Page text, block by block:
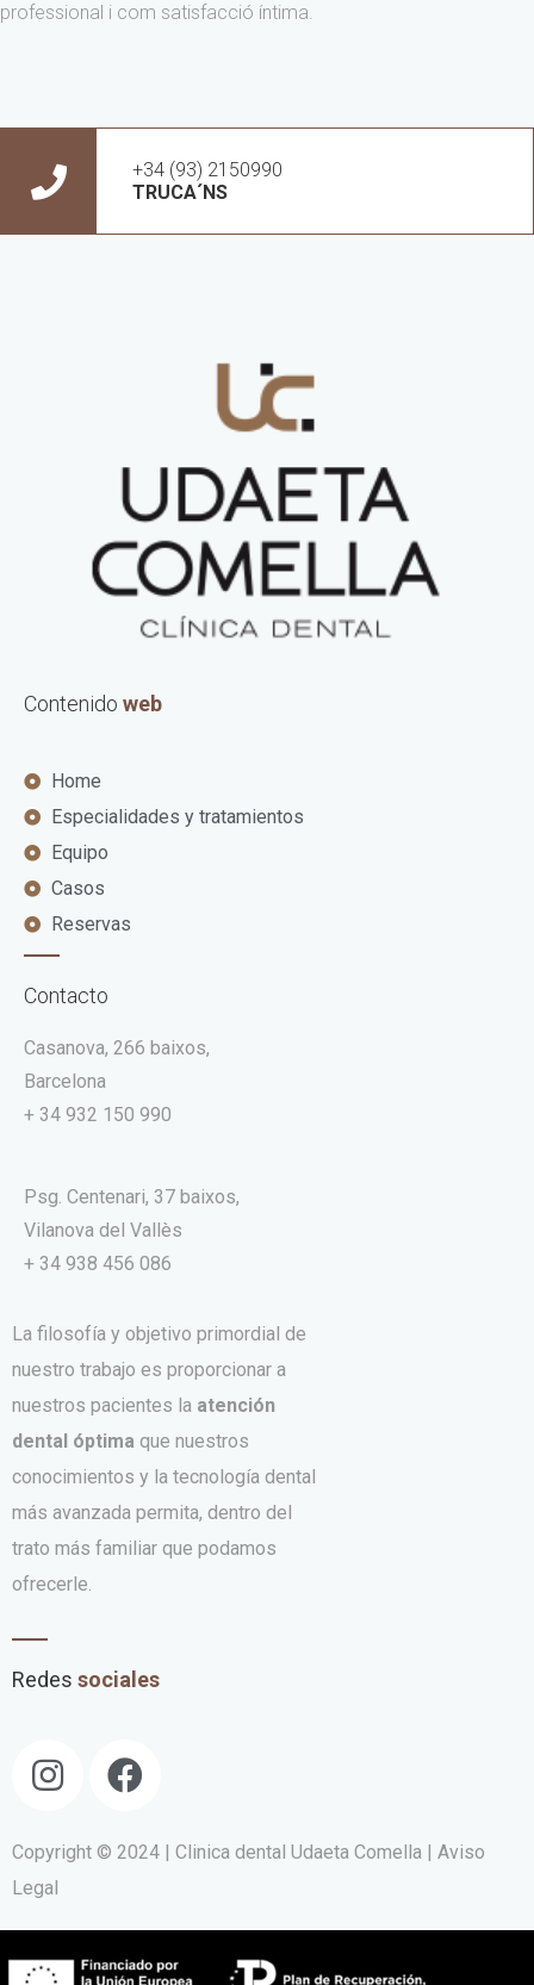
professional i com satisfacció íntima.
+34 (93) 2150990
TRUCA´NS
Contenido web
Home
Especialidades y tratamientos
Equipo
Casos
Reservas
Contacto
Casanova, 266 baixos,
Barcelona
+ 34 932 150 990
Psg. Centenari, 37 baixos,
Vilanova del Vallès
+ 34 938 456 086
La filosofía y objetivo primordial de
nuestro trabajo es proporcionar a
nuestros pacientes la atención
dental óptima que nuestros
conocimientos y la tecnología dental
más avanzada permita, dentro del
trato más familiar que podamos
ofrecerle.
Redes sociales
Copyright © 2024 | Clinica dental Udaeta Comella | Aviso
Legal